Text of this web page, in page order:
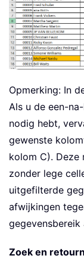
Opmerking: In
Als u de een-
nodig hebt,
gewenste
kolom C).
zonder lege
uitgefilterde
afwijkingen
Zoek en